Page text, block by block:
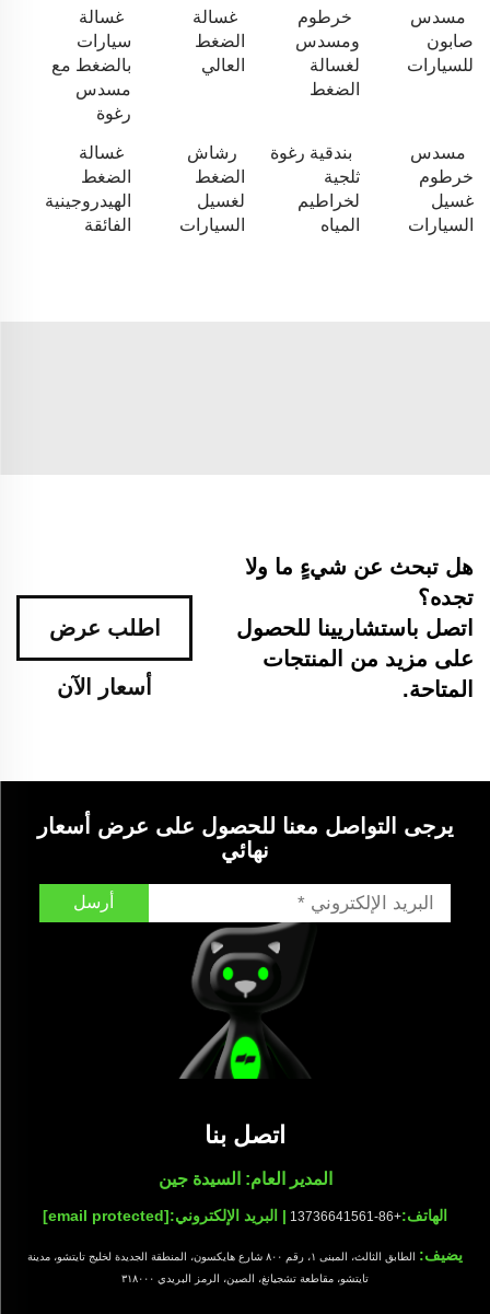
مسدس
صابون
للسيارات
خرطوم
ومسدس
لغسالة
الضغط
غسالة
الضغط
العالي
غسالة
سيارات
بالضغط مع
مسدس
رغوة
مسدس
خرطوم
غسيل
السيارات
بندقية رغوة
ثلجية
لخراطيم
المياه
رشاش
الضغط
لغسيل
السيارات
غسالة
الضغط
الهيدروجينية
الفائقة
هل تبحث عن شيءٍ ما ولا
تجده؟
اتصل باستشاريينا للحصول
على مزيد من المنتجات
المتاحة.
اطلب عرض
أسعار الآن
يرجى التواصل معنا للحصول على عرض أسعار
نهائي
أرسل
اتصل بنا
المدير العام: السيدة جين
الهاتف:+86-13736641561 | البريد الإلكتروني:[email protected]
يضيف:
الطابق الثالث، المبنى ١، رقم ٨٠٠ شارع هايكسون، المنطقة الجديدة لخليج تايتشو، مدينة
تايتشو، مقاطعة تشجيانغ، الصين، الرمز البريدي ٣١٨٠٠٠